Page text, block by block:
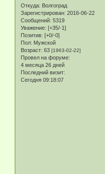
Откуда: Волгоград
Зарегистрирован: 2016-06-22
Сообщений: 5319
Уважение: [+35/-1]
Позитив: [+0/-0]
Пол: Мужской
Возраст: 63 [1963-02-22]
Провел на форуме:
4 месяца 26 дней
Последний визит:
Сегодня 09:18:07